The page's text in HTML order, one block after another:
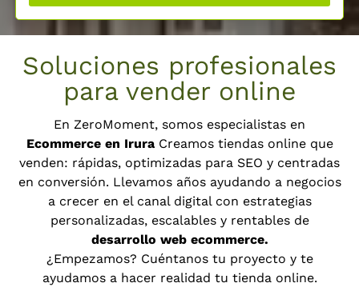
Soluciones profesionales
para vender online
En ZeroMoment, somos especialistas en
Ecommerce en IruraCreamos tiendas online que
venden: rápidas, optimizadas para SEO y centradas
en conversión. Llevamos años ayudando a negocios
a crecer en el canal digital con estrategias
personalizadas, escalables y rentables de
desarrollo web ecommerce.
¿Empezamos? Cuéntanos tu proyecto y te
ayudamos a hacer realidad tu tienda online.